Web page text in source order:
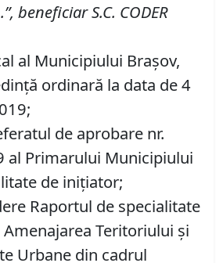
.”, beneficiar S.C. CODER
al Municipiului Brașov,
ordinară la data de 4
de aprobare nr.
al Primarului Municipiului
de iniţiator;
Raportul de specialitate
Teritoriului și
Urbane din cadrul